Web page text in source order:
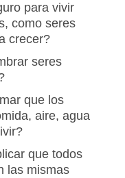
para vivir
como seres
crecer?
seres
que los
aire, agua
que todos
las mismas